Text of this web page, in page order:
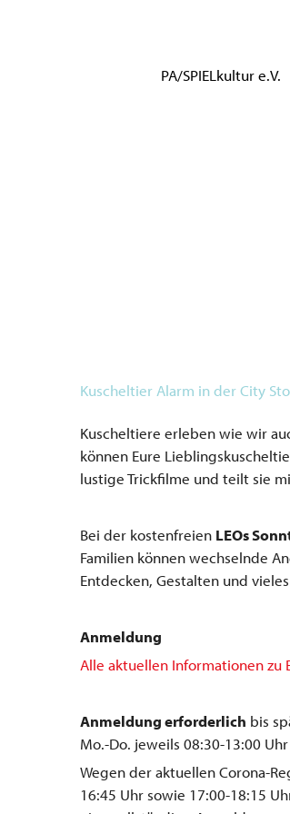
PA/SPIELkultur e.V.
Kuscheltier Alarm in der City
Kuscheltiere erleben wie wir
können Eure
lustige Trickfilme und teilt sie
Bei der kostenfreien LEOs
Familien können wechselnde
Entdecken, Gestalten und
Anmeldung
Alle aktuellen Informationen zu
Anmeldung erforderlich bis
Mo.-Do. jeweils 08:30-13:00
Wegen der aktuellen Corona-
16:45 Uhr sowie 17:00-18:15